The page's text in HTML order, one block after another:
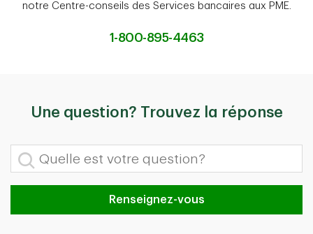
notre Centre-conseils des Services bancaires aux PME.
1-800-895-4463
Une question? Trouvez la réponse
Quelle est votre question?
Renseignez-vous